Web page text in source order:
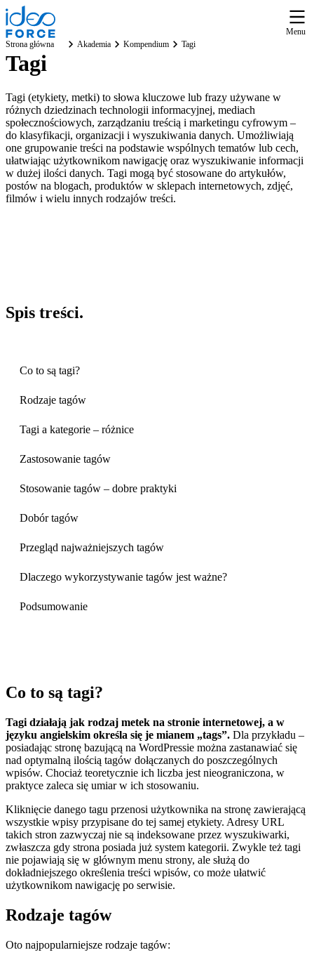
Menu
Strona główna
Akademia Kompendium Tagi
Tagi
Tagi (etykiety, metki) to słowa kluczowe lub frazy używane w
różnych dziedzinach technologii informacyjnej, mediach
społecznościowych, zarządzaniu treścią i marketingu cyfrowym –
do klasyfikacji, organizacji i wyszukiwania danych. Umożliwiają
one grupowanie treści na podstawie wspólnych tematów lub cech,
ułatwiając użytkownikom nawigację oraz wyszukiwanie informacji
w dużej ilości danych. Tagi mogą być stosowane do artykułów,
postów na blogach, produktów w sklepach internetowych, zdjęć,
filmów i wielu innych rodzajów treści.
Spis treści.
Co to są tagi?
Rodzaje tagów
Tagi a kategorie – różnice
Zastosowanie tagów
Stosowanie tagów – dobre praktyki
Dobór tagów
Przegląd najważniejszych tagów
Dlaczego wykorzystywanie tagów jest ważne?
Podsumowanie
Co to są tagi?
Tagi działają jak rodzaj metek na stronie internetowej, a w
języku angielskim określa się je mianem „tags”. Dla przykładu –
posiadając stronę bazującą na WordPressie można zastanawiać się
nad optymalną ilością tagów dołączanych do poszczególnych
wpisów. Chociaż teoretycznie ich liczba jest nieograniczona, w
praktyce zaleca się umiar w ich stosowaniu.
Kliknięcie danego tagu przenosi użytkownika na stronę zawierającą
wszystkie wpisy przypisane do tej samej etykiety. Adresy URL
takich stron zazwyczaj nie są indeksowane przez wyszukiwarki,
zwłaszcza gdy strona posiada już system kategorii. Zwykle też tagi
nie pojawiają się w głównym menu strony, ale służą do
dokładniejszego określenia treści wpisów, co może ułatwić
użytkownikom nawigację po serwisie.
Rodzaje tagów
Oto najpopularniejsze rodzaje tagów: